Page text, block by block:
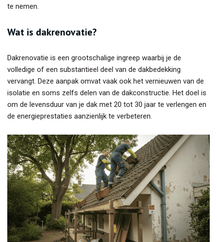
te nemen.
Wat is dakrenovatie?
Dakrenovatie is een grootschalige ingreep waarbij je de
volledige of een substantieel deel van de dakbedekking
vervangt. Deze aanpak omvat vaak ook het vernieuwen van de
isolatie en soms zelfs delen van de dakconstructie. Het doel is
om de levensduur van je dak met 20 tot 30 jaar te verlengen en
de energieprestaties aanzienlijk te verbeteren.